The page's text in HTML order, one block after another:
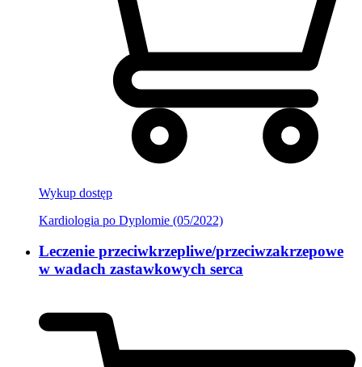
Wykup dostęp
Kardiologia po Dyplomie (05/2022)
Leczenie przeciwkrzepliwe/przeciwzakrzepowe
w wadach zastawkowych serca